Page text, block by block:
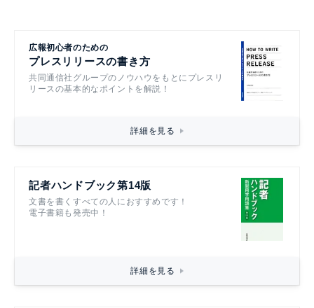
広報初心者のための
プレスリリースの書き方
共同通信社グループのノウハウをもとにプレスリ
リースの基本的なポイントを解説！
詳細を見る
記者ハンドブック第14版
文書を書くすべての人におすすめです！
電子書籍も発売中！
詳細を見る